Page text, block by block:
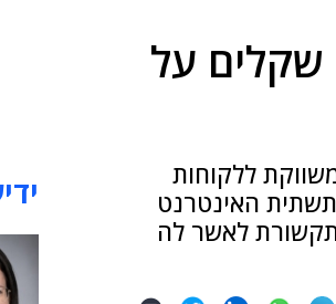
קנס של כ-1.4 מיליון שקלים על
ללקוחות
האינטרנט
לאשר לה